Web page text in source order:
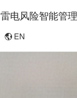
雷电风险智能管理
EN